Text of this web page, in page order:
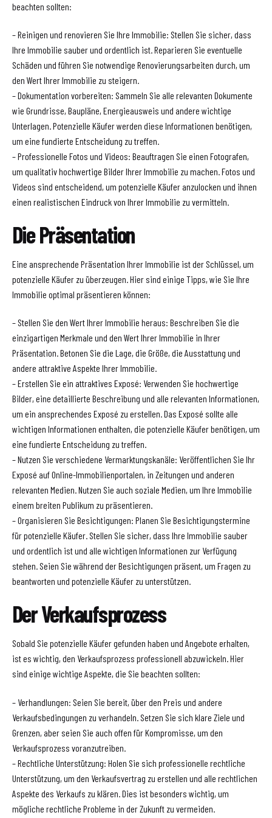
beachten sollten:
– Reinigen und renovieren Sie Ihre Immobilie: Stellen Sie sicher, dass
Ihre Immobilie sauber und ordentlich ist. Reparieren Sie eventuelle
Schäden und führen Sie notwendige Renovierungsarbeiten durch, um
den Wert Ihrer Immobilie zu steigern.
– Dokumentation vorbereiten: Sammeln Sie alle relevanten Dokumente
wie Grundrisse, Baupläne, Energieausweis und andere wichtige
Unterlagen. Potenzielle Käufer werden diese Informationen benötigen,
um eine fundierte Entscheidung zu treffen.
– Professionelle Fotos und Videos: Beauftragen Sie einen Fotografen,
um qualitativ hochwertige Bilder Ihrer Immobilie zu machen. Fotos und
Videos sind entscheidend, um potenzielle Käufer anzulocken und ihnen
einen realistischen Eindruck von Ihrer Immobilie zu vermitteln.
Die Präsentation
Eine ansprechende Präsentation Ihrer Immobilie ist der Schlüssel, um
potenzielle Käufer zu überzeugen. Hier sind einige Tipps, wie Sie Ihre
Immobilie optimal präsentieren können:
– Stellen Sie den Wert Ihrer Immobilie heraus: Beschreiben Sie die
einzigartigen Merkmale und den Wert Ihrer Immobilie in Ihrer
Präsentation. Betonen Sie die Lage, die Größe, die Ausstattung und
andere attraktive Aspekte Ihrer Immobilie.
– Erstellen Sie ein attraktives Exposé: Verwenden Sie hochwertige
Bilder, eine detaillierte Beschreibung und alle relevanten Informationen,
um ein ansprechendes Exposé zu erstellen. Das Exposé sollte alle
wichtigen Informationen enthalten, die potenzielle Käufer benötigen, um
eine fundierte Entscheidung zu treffen.
– Nutzen Sie verschiedene Vermarktungskanäle: Veröffentlichen Sie Ihr
Exposé auf Online-Immobilienportalen, in Zeitungen und anderen
relevanten Medien. Nutzen Sie auch soziale Medien, um Ihre Immobilie
einem breiten Publikum zu präsentieren.
– Organisieren Sie Besichtigungen: Planen Sie Besichtigungstermine
für potenzielle Käufer. Stellen Sie sicher, dass Ihre Immobilie sauber
und ordentlich ist und alle wichtigen Informationen zur Verfügung
stehen. Seien Sie während der Besichtigungen präsent, um Fragen zu
beantworten und potenzielle Käufer zu unterstützen.
Der Verkaufsprozess
Sobald Sie potenzielle Käufer gefunden haben und Angebote erhalten,
ist es wichtig, den Verkaufsprozess professionell abzuwickeln. Hier
sind einige wichtige Aspekte, die Sie beachten sollten:
– Verhandlungen: Seien Sie bereit, über den Preis und andere
Verkaufsbedingungen zu verhandeln. Setzen Sie sich klare Ziele und
Grenzen, aber seien Sie auch offen für Kompromisse, um den
Verkaufsprozess voranzutreiben.
– Rechtliche Unterstützung: Holen Sie sich professionelle rechtliche
Unterstützung, um den Verkaufsvertrag zu erstellen und alle rechtlichen
Aspekte des Verkaufs zu klären. Dies ist besonders wichtig, um
mögliche rechtliche Probleme in der Zukunft zu vermeiden.